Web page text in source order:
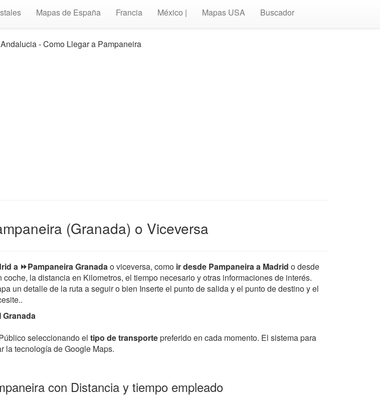
Mapas de España Francia México | Mapas USA Buscador
- Como Llegar a Pampaneira
(Granada) o Viceversa
a ⏩Pampaneira Granadao viceversa, como ir desde Pampaneira a Madrid o desde
la distancia en Kilometros, el tiempo necesario y otras informaciones de interés.
un detalle de la ruta a seguir o bien Inserte el punto de salida y el punto de destino y el
Granada
seleccionando el tipo de transportepreferido en cada momento. El sistema para
la tecnología de Google Maps.
con Distancia y tiempo empleado